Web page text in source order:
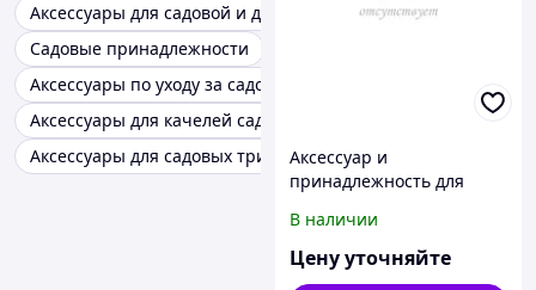
Аксессуары для садовой и дачной техники
Садовые принадлежности
Аксессуары по уходу за садом
Аксессуары для качелей садовых
Аксессуары для садовых триммеровАксессуар и
принадлежность для
калибровки Fluke
Calibration 9118A-3118A-
1/SLU
В наличии
Цену уточняйте